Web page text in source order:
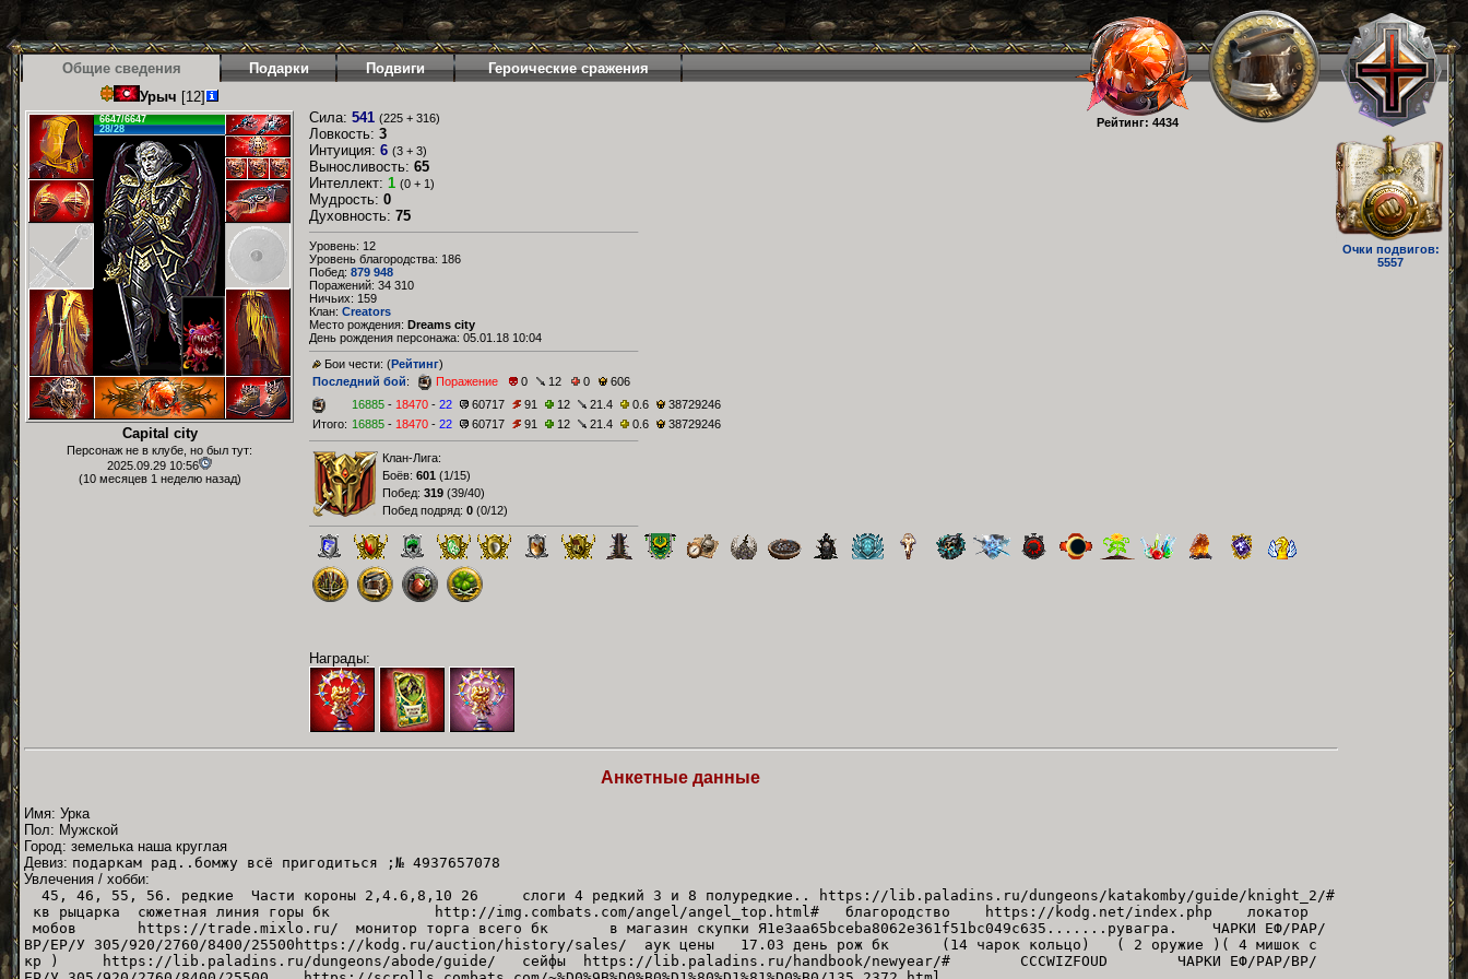
Рейтинг: 4434
Очки подвигов:
5557
Общие сведения Подарки Подвиги
Героические сражения
Урыч [12]
6647/6647
28/28
Capital city
Персонаж не в клубе, но был тут:
2025.09.29 10:56
(10 месяцев 1 неделю назад)
Сила: 541 (225 + 316)
Ловкость: 3
Интуиция: 6 (3 + 3)
Выносливость: 65
Интеллект: 1 (0 + 1)
Мудрость: 0
Духовность: 75
Уровень: 12
Уровень благородства: 186
Побед: 879 948
Поражений: 34 310
Ничьих: 159
Клан: Creators
Место рождения: Dreams city
День рождения персонажа: 05.01.18 10:04
Бои чести: (Рейтинг)
Последний бой: Поражение 0 12 0
606
16885 - 18470 - 22 60717 91 12 21.4 0.6
38729246
Итого: 16885 - 18470 - 22 60717 91 12 21.4 0.6 38729246
Клан-Лига:
Боёв: 601 (1/15)
Побед: 319 (39/40)
Побед подряд: 0 (0/12)
Награды:
Анкетные данные
Имя: Урка
Пол: Мужской
Город: земелька наша круглая
Девиз: подаркам рад..бомжу всё пригодиться ;№ 4937657078
Увлечения / хобби:
45, 46, 55, 56. редкие Части короны 2,4.6,8,10 26 слоги 4 редкий 3 и 8 полуредкие.. https://lib.paladins.ru/dungeons/katakomby/guide/knight_2/#
кв рыцарка сюжетная линия горы бк http://img.combats.com/angel/angel_top.html# благородство https://kodg.net/index.php локатор
мобов https://trade.mixlo.ru/ монитор торга всего бк в магазин скупки Я1e3aa65bceba8062e361f51bc049c635.......рувагра. ЧАРКИ ЕФ/РАР/
ВР/ЕР/У 305/920/2760/8400/25500https://kodg.ru/auction/history/sales/ аук цены 17.03 день рож бк (14 чарок кольцо) ( 2 оружие )( 4 мишок с
кр ) https://lib.paladins.ru/dungeons/abode/guide/ сейфы https://lib.paladins.ru/handbook/newyear/# CCCWIZFOUD ЧАРКИ ЕФ/РАР/ВР/